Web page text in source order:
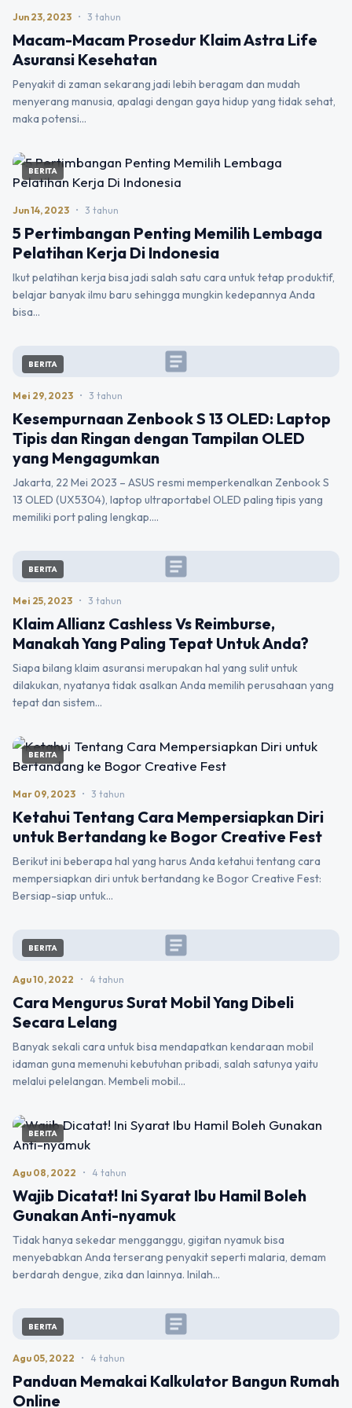
Jun 23, 2023 • 3 tahun
Macam-Macam Prosedur Klaim Astra Life
Asuransi Kesehatan
Penyakit di zaman sekarang jadi lebih beragam dan mudah
menyerang manusia, apalagi dengan gaya hidup yang tidak sehat,
maka potensi…
BERITA
Jun 14, 2023 • 3 tahun
5 Pertimbangan Penting Memilih Lembaga
Pelatihan Kerja Di Indonesia
Ikut pelatihan kerja bisa jadi salah satu cara untuk tetap produktif,
belajar banyak ilmu baru sehingga mungkin kedepannya Anda
bisa…
article
BERITA
Mei 29, 2023 • 3 tahun
Kesempurnaan Zenbook S 13 OLED: Laptop
Tipis dan Ringan dengan Tampilan OLED
yang Mengagumkan
Jakarta, 22 Mei 2023 – ASUS resmi memperkenalkan Zenbook S
13 OLED (UX5304), laptop ultraportabel OLED paling tipis yang
memiliki port paling lengkap.…
article
BERITA
Mei 25, 2023 • 3 tahun
Klaim Allianz Cashless Vs Reimburse,
Manakah Yang Paling Tepat Untuk Anda?
Siapa bilang klaim asuransi merupakan hal yang sulit untuk
dilakukan, nyatanya tidak asalkan Anda memilih perusahaan yang
tepat dan sistem…
BERITA
Mar 09, 2023 • 3 tahun
Ketahui Tentang Cara Mempersiapkan Diri
untuk Bertandang ke Bogor Creative Fest
Berikut ini beberapa hal yang harus Anda ketahui tentang cara
mempersiapkan diri untuk bertandang ke Bogor Creative Fest:
Bersiap-siap untuk…
article
BERITA
Agu 10, 2022 • 4 tahun
Cara Mengurus Surat Mobil Yang Dibeli
Secara Lelang
Banyak sekali cara untuk bisa mendapatkan kendaraan mobil
idaman guna memenuhi kebutuhan pribadi, salah satunya yaitu
melalui pelelangan. Membeli mobil…
BERITA
Agu 08, 2022 • 4 tahun
Wajib Dicatat! Ini Syarat Ibu Hamil Boleh
Gunakan Anti-nyamuk
Tidak hanya sekedar mengganggu, gigitan nyamuk bisa
menyebabkan Anda terserang penyakit seperti malaria, demam
berdarah dengue, zika dan lainnya. Inilah…
article
BERITA
Agu 05, 2022 • 4 tahun
Panduan Memakai Kalkulator Bangun Rumah
Online